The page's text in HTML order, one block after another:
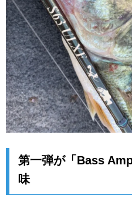
第一弾が「 Bass
味